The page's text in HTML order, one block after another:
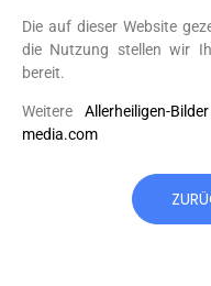
Die auf dieser Website
die Nutzung stellen wir
bereit.
Weitere Allerheiligen-Bilder
media.com